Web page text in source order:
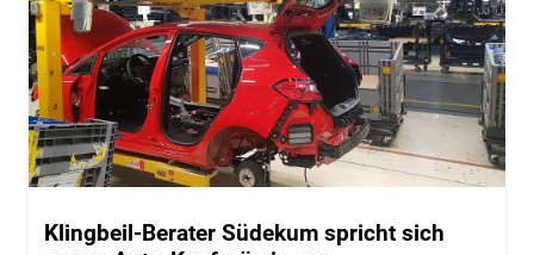
Klingbeil-Berater Südekum spricht sich